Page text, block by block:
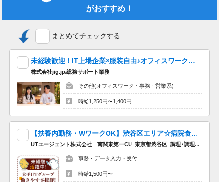
がおすすめ！
まとめてチェックする
未経験歓迎！IT上場企業×服装自由♪オフィスワークデビューを応援します！
株式会社jig.jp/総務サポート業務
その他(オフィスワーク・事務・営業系)
時給1,250円〜1,400円
【扶養内勤務・WワークOK】渋谷区エリア☆病院食の調理・盛り付け☆高時給1500円♪
UTエージェント株式会社 南関東第一CU_東京都渋谷区_調理･調理補助
事務・データ入力・受付
時給1,500円〜